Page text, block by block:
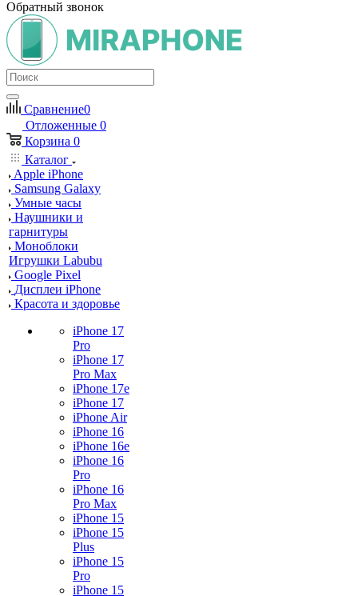
Обратный звонок
Сравнение0
Отложенные 0
Корзина 0
Каталог
Apple iPhone
Samsung Galaxy
Умные часы
Наушники и
гарнитуры
Моноблоки
Игрушки Labubu
Google Pixel
Дисплеи iPhone
Красота и здоровье
iPhone 17
Pro
iPhone 17
Pro Max
iPhone 17e
iPhone 17
iPhone Air
iPhone 16
iPhone 16e
iPhone 16
Pro
iPhone 16
Pro Max
iPhone 15
iPhone 15
Plus
iPhone 15
Pro
iPhone 15